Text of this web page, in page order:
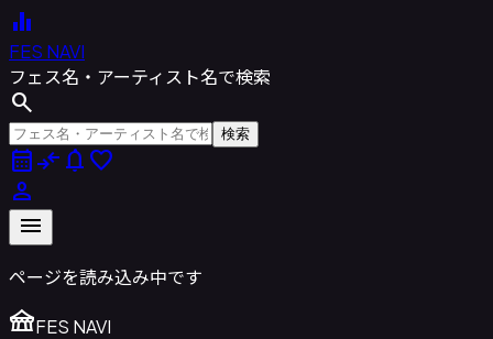
equalizer
FES NAVI
フェス名・アーティスト名で検索
search
検索
calendar_monthcompare_arrows notifications favorite
person
menu
ページを読み込み中です
festivalFES NAVI